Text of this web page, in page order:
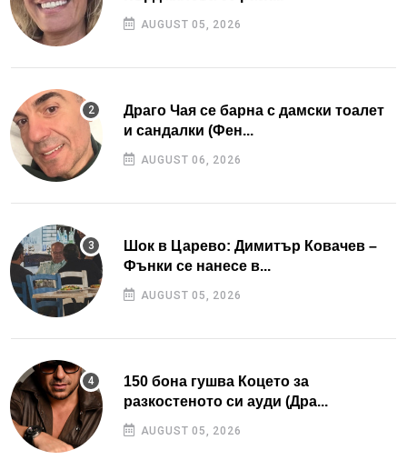
AUGUST 05, 2026
Драго Чая се барна с дамски тоалет
и сандалки (Фен...
AUGUST 06, 2026
Шок в Царево: Димитър Ковачев –
Фънки се нанесе в...
AUGUST 05, 2026
150 бона гушва Коцето за
разкостеното си ауди (Дра...
AUGUST 05, 2026